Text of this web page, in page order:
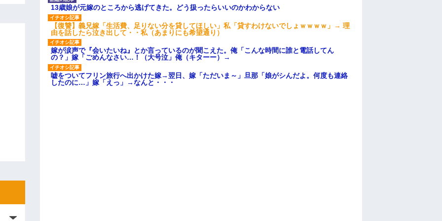
13歳娘が元嫁のところから逃げてきた。どう扱ったらいいのかわからない
【復讐】義兄嫁「生活費、足りない分を貸してほしい」私「貸すわけないでしょｗｗｗｗ」→ 理
由を話したら泣き出して・・私（あまりにも希望通り）
嫁が涙声で『会いたいね』とか言っているのが聞こえた。俺「こんな時間に誰と電話してん
の？」嫁「ごめんなさい…！（大号泣」俺（キターー）→
嘘をついてフリン旅行へ出かけた嫁→翌日、嫁「ただいま～」旦那「娘がシんだよ。何度も連絡
したのに…」嫁「えっ」→なんと・・・